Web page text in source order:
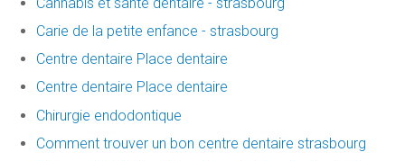
Carie de la petite enfance - strasbourg
Centre dentaire Place dentaire
Centre dentaire Place dentaire
Chirurgie endodontique
Comment trouver un bon centre dentaire strasbourg